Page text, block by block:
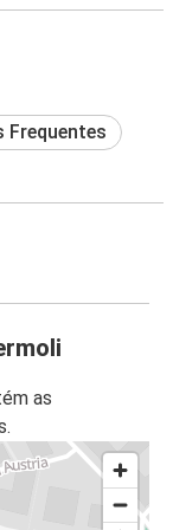
Frequentes
as